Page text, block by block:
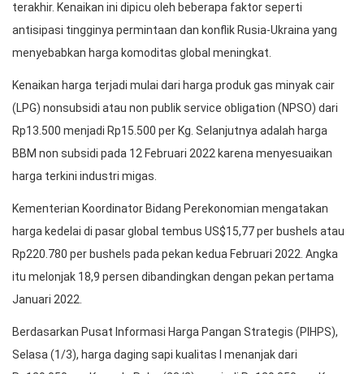
terakhir. Kenaikan ini dipicu oleh beberapa faktor seperti
antisipasi tingginya permintaan dan konflik Rusia-Ukraina yang
menyebabkan harga komoditas global meningkat.
Kenaikan harga terjadi mulai dari harga produk gas minyak cair
(LPG) nonsubsidi atau non publik service obligation (NPSO) dari
Rp13.500 menjadi Rp15.500 per Kg. Selanjutnya adalah harga
BBM non subsidi pada 12 Februari 2022 karena menyesuaikan
harga terkini industri migas.
Kementerian Koordinator Bidang Perekonomian mengatakan
harga kedelai di pasar global tembus US$15,77 per bushels atau
Rp220.780 per bushels pada pekan kedua Februari 2022. Angka
itu melonjak 18,9 persen dibandingkan dengan pekan pertama
Januari 2022.
Berdasarkan Pusat Informasi Harga Pangan Strategis (PIHPS),
Selasa (1/3), harga daging sapi kualitas I menanjak dari